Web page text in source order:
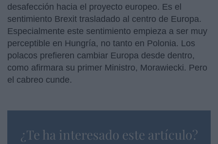
desafección hacia el proyecto europeo. Es el
sentimiento Brexit trasladado al centro de Europa.
Especialmente este sentimiento empieza a ser muy
perceptible en Hungría, no tanto en Polonia. Los
polacos prefieren cambiar Europa desde dentro,
como afirmara su primer Ministro, Morawiecki. Pero
el cabreo cunde.
¿Te ha interesado este artículo?